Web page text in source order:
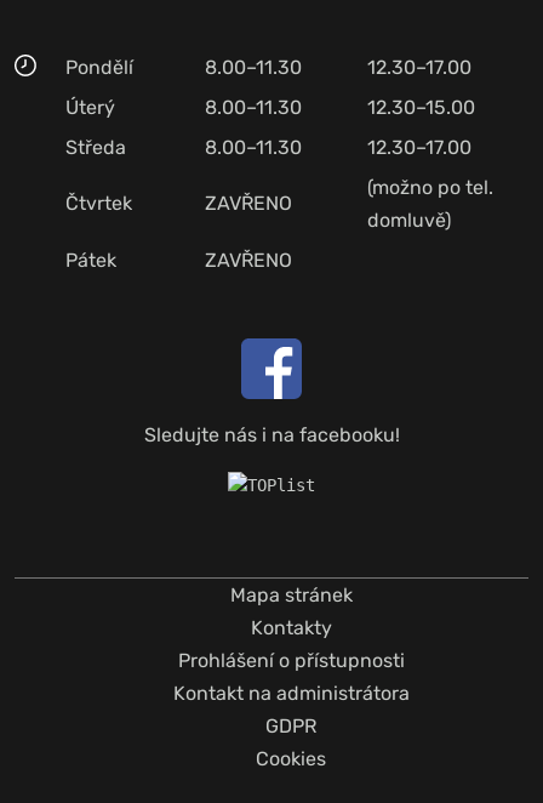
Pondělí 8.00–11.30
12.30–17.00
Úterý
8.00–11.30
12.30–15.00
Středa
8.00–11.30 12.30–17.00
Čtvrtek ZAVŘENO
(možno po tel.
domluvě)
Pátek
ZAVŘENO
Sledujte nás i na facebooku!
Mapa stránek
Kontakty
Prohlášení o přístupnosti
Kontakt na administrátora
GDPR
Cookies